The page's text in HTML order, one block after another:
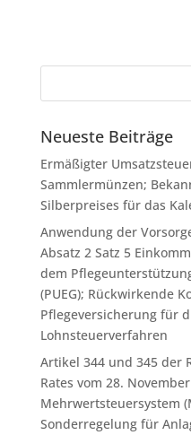
Neueste Beiträge
Ermäßigter
Sammlermünzen;
Silberpreises für das
Anwendung der
Absatz 2 Satz 5
dem
(PUEG); Rückwirkende
Pflegeversicherung für
Lohnsteuerverfahren
Artikel 344 und 345 der
Rates vom 28.
Mehrwertsteuersystem
Sonderregelung für